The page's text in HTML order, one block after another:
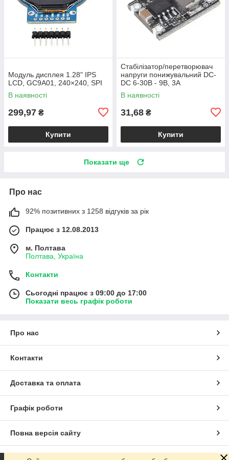
Модуль дисплея 1.28" IPS
LCD, GC9A01, 240×240, SPI
В наявності
299,97 ₴
Купити
Стабілізатор/перетворювач
напруги понижувальний DC-
DC 6-30В - 9В, 3А
В наявності
31,68 ₴
Купити
Показати ще
Про нас
92% позитивних з 1258 відгуків за рік
Працює з 12.08.2013
м. Полтава
Полтава, Україна
Контакти
Сьогодні працює з 09:00 до 17:00
Показати весь графік роботи
Про нас
Контакти
Доставка та оплата
Графік роботи
Повна версія сайту
Сайт створено на маркетплейсі Prom.ua